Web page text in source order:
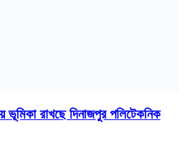
ভূমিকা রাখছে দিনাজপুর পলিটেকনিক